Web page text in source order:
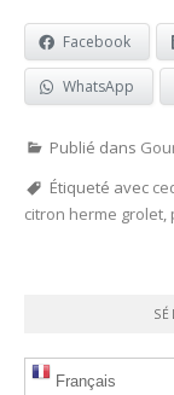
Facebook
WhatsApp
Publié dans
Étiqueté avec
citron herme grolet,
Français